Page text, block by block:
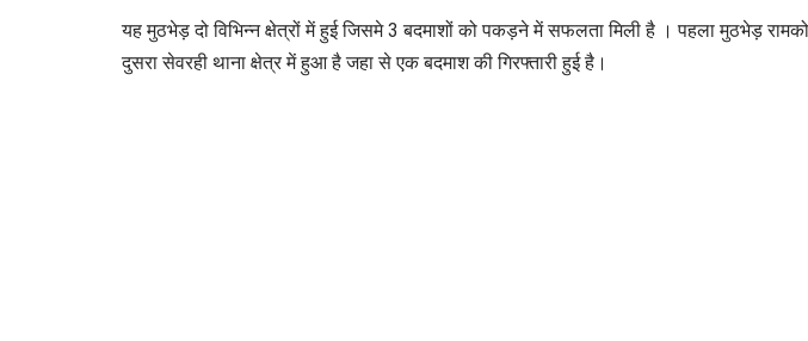
यह मुठभेड़ दो विभिन्न क्षेत्रों में हुई जिसमे 3 बदमाशों को पकड़ने में सफलता मिली है । पहला मुठभेड़
दुसरा सेवरही थाना क्षेत्र में हुआ है जहा से एक बदमाश की गिरफ्तारी हुई है।